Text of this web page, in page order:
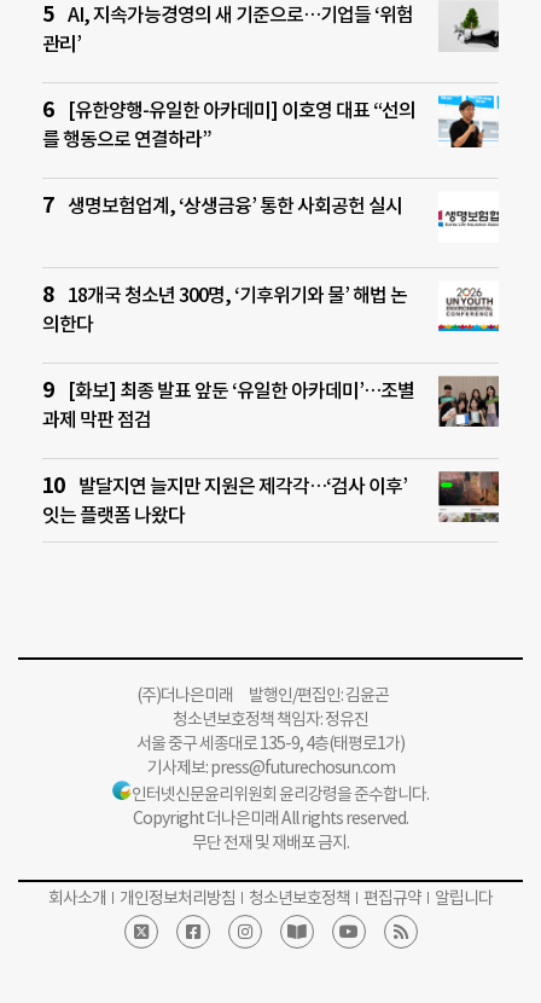
AI, 지속가능경영의 새 기준으로…기업들 ‘위험
관리’
[유한양행-유일한 아카데미] 이호영 대표 “선의
를 행동으로 연결하라”
생명보험업계, ‘상생금융’ 통한 사회공헌 실시
18개국 청소년 300명, ‘기후위기와 물’ 해법 논
의한다
[화보] 최종 발표 앞둔 ‘유일한 아카데미’…조별
과제 막판 점검
발달지연 늘지만 지원은 제각각…‘검사 이후’
잇는 플랫폼 나왔다
(주)더나은미래 발행인/편집인: 김윤곤
청소년보호정책 책임자: 정유진
서울 중구 세종대로 135-9, 4층(태평로1가)
기사제보:press@futurechosun.com
인터넷신문윤리위원회 윤리강령을 준수합니다.
Copyright 더나은미래 All rights reserved.
무단 전재 및 재배포 금지.
회사소개 개인정보처리방침 청소년보호정책 편집규약 알립니다